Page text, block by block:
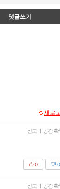
댓글쓰기
새로
신고 | 공감 확
0
0
신고 | 공감 확